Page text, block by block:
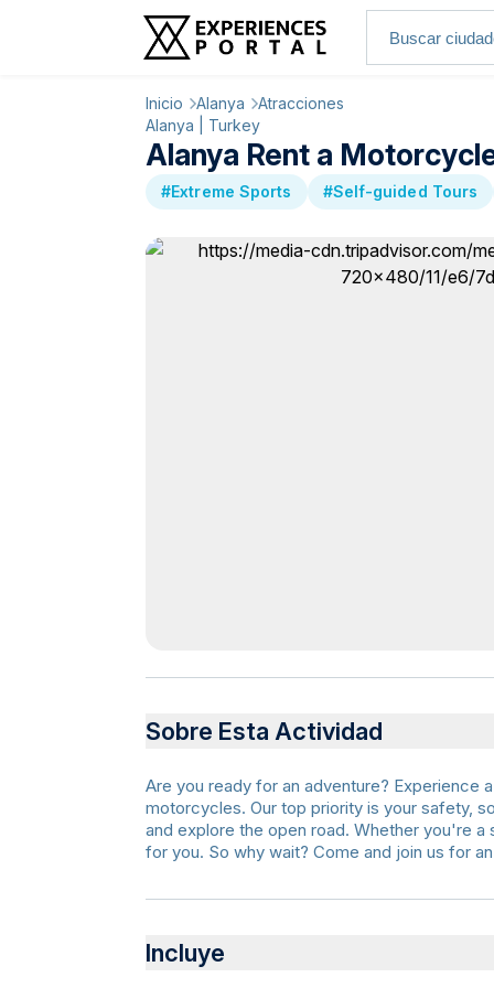
Inicio Alanya Atracciones
Alanya | Turkey
Alanya Rent a
#Extreme Sports #Self-guided Tours
Sobre Esta Actividad
Are you ready for an adventure? Experience
motorcycles. Our top priority is your safety,
and explore the open road. Whether you're
for you. So why wait? Come and join us for
Incluye